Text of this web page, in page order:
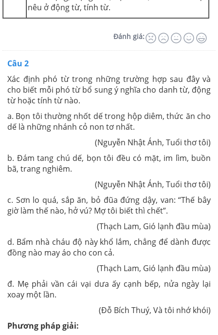
nêu ở động từ, tính từ.
Đánh giá:
Câu 2
Xác định phó từ trong những trường hợp sau đây và
cho biết mỗi phó từ bổ sung ý nghĩa cho danh từ, động
từ hoặc tính từ nào.
a. Bọn tôi thường nhốt dế trong hộp diêm, thức ăn cho
dế là những nhánh cỏ non tơ nhất.
(Nguyễn Nhật Ánh, Tuổi thơ tôi)
b. Đám tang chú dế, bọn tôi đều có mặt, im lìm, buồn
bã, trang nghiêm.
(Nguyễn Nhật Ánh, Tuổi thơ tôi)
c. Sơn lo quá, sắp ăn, bỏ đũa đứng dậy, van: “Thế bây
giờ làm thế nào, hở vú? Mợ tôi biết thì chết”.
(Thạch Lam, Gió lạnh đầu mùa)
d. Bẩm nhà cháu độ này khổ lắm, chẳng để dành được
đồng nào may áo cho con cả.
(Thạch Lam, Gió lạnh đầu mùa)
đ. Mẹ phải vần cái vại dưa ấy cạnh bếp, nửa ngày lại
xoay một lần.
(Đỗ Bích Thuý, Và tôi nhớ khói)
Phương pháp giải: